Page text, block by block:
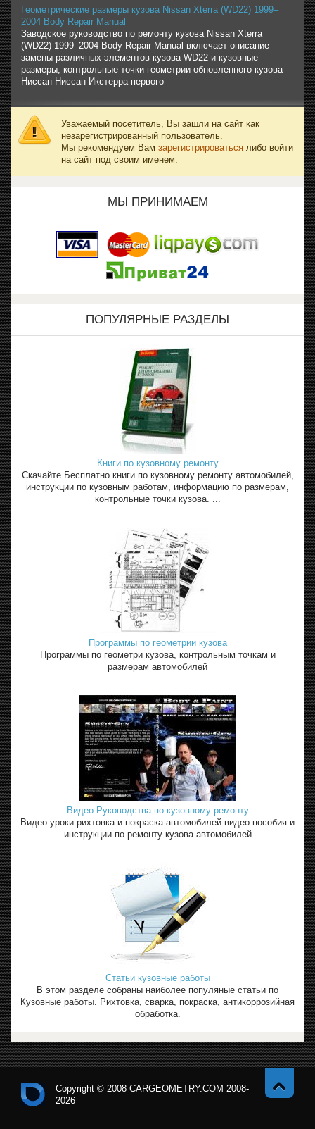
Геометрические размеры кузова Nissan Xterra (WD22) 1999–
2004 Body Repair Manual
Заводское руководство по ремонту кузова Nissan Xterra
(WD22) 1999–2004 Body Repair Manual включает описание
замены различных элементов кузова WD22 и кузовные
размеры, контрольные точки геометрии обновленного кузова
Ниссан Ниссан Икстерра первого
Уважаемый посетитель, Вы зашли на сайт как
незарегистрированный пользователь.
Мы рекомендуем Вам зарегистрироваться либо войти
на сайт под своим именем.
МЫ ПРИНИМАЕМ
ПОПУЛЯРНЫЕ РАЗДЕЛЫ
Книги по кузовному ремонту
Скачайте Бесплатно книги по кузовному ремонту автомобилей,
инструкции по кузовным работам, информацию по размерам,
контрольные точки кузова. ...
Программы по геометрии кузова
Программы по геометри кузова, контрольным точкам и
размерам автомобилей
Видео Руководства по кузовному ремонту
Видео уроки рихтовка и покраска автомобилей видео пособия и
инструкции по ремонту кузова автомобилей
Статьи кузовные работы
В этом разделе собраны наиболее популяные статьи по
Кузовные работы. Рихтовка, сварка, покраска, антикоррозийная
обработка.
Copyright © 2008 CARGEOMETRY.COM 2008-
2026